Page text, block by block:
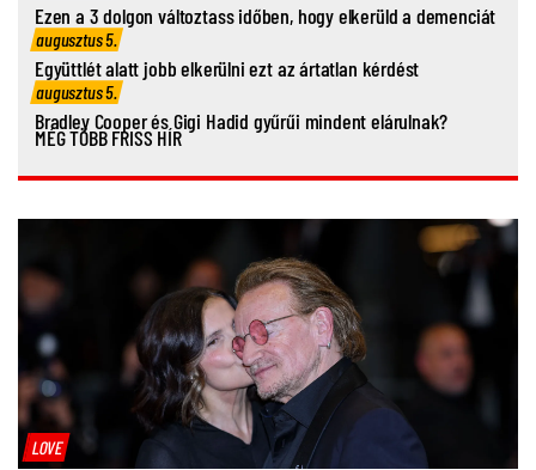
Ezen a 3 dolgon változtass időben, hogy elkerüld a demenciát
augusztus 5.
Együttlét alatt jobb elkerülni ezt az ártatlan kérdést
augusztus 5.
Bradley Cooper és Gigi Hadid gyűrűi mindent elárulnak?
MÉG TÖBB FRISS HÍR
LOVE